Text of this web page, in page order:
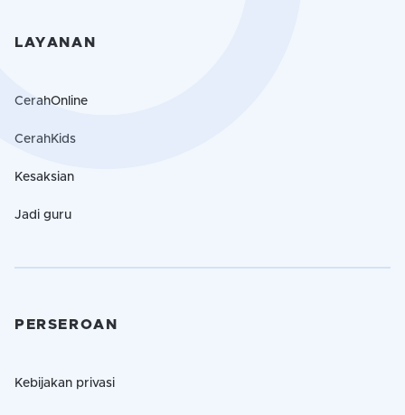
LAYANAN
CerahOnline
CerahKids
Kesaksian
Jadi guru
PERSEROAN
Kebijakan privasi